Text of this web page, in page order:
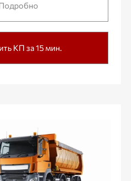
КП за 15 мин.